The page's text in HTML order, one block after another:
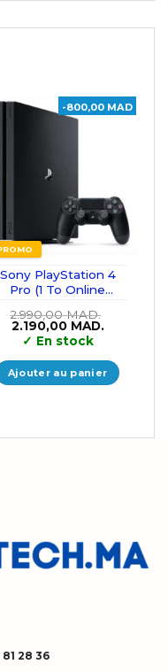
-800,00 MAD
Sony PlayStation 4
Pro (1 To Online
2.990,00MAD.
Le
prix
initial
était :
2.990,00 MAD..
2.190,00 MAD.Le
est :
2.190,00
✓ En stock
Ajouter au panier
28 36